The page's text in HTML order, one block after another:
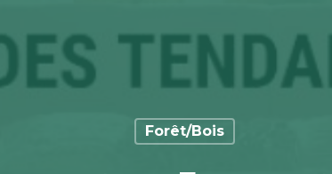
Forêt/Bois